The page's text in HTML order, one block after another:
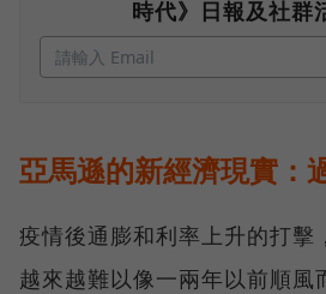
時代》日報及社群
亞馬遜的新經濟現實：
疫情後通膨和利率上升的打擊
越來越難以像一兩年以前順風